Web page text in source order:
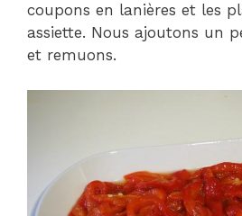
coupons en lanières et les
assiette. Nous ajoutons un
et remuons.